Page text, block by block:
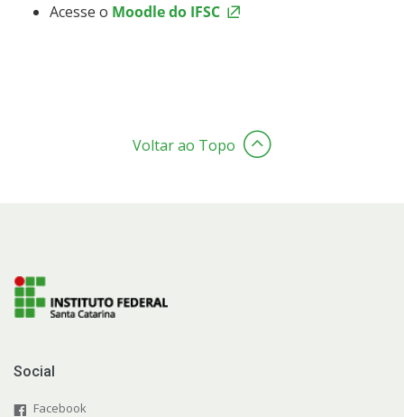
Acesse o Moodle do IFSC
Voltar ao Topo
Social
Facebook